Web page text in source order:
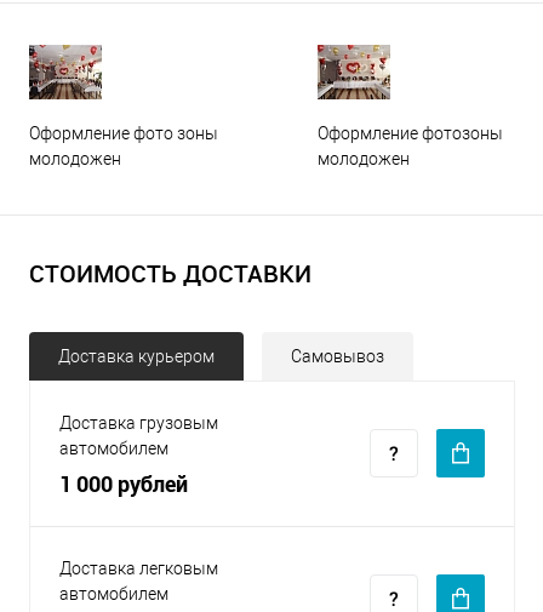
Оформление фото зоны
молодожен
Оформление фотозоны
молодожен
СТОИМОСТЬ ДОСТАВКИ
Доставка курьером Самовывоз
Доставка грузовым
автомобилем
1 000 рублей
Доставка легковым
автомобилем